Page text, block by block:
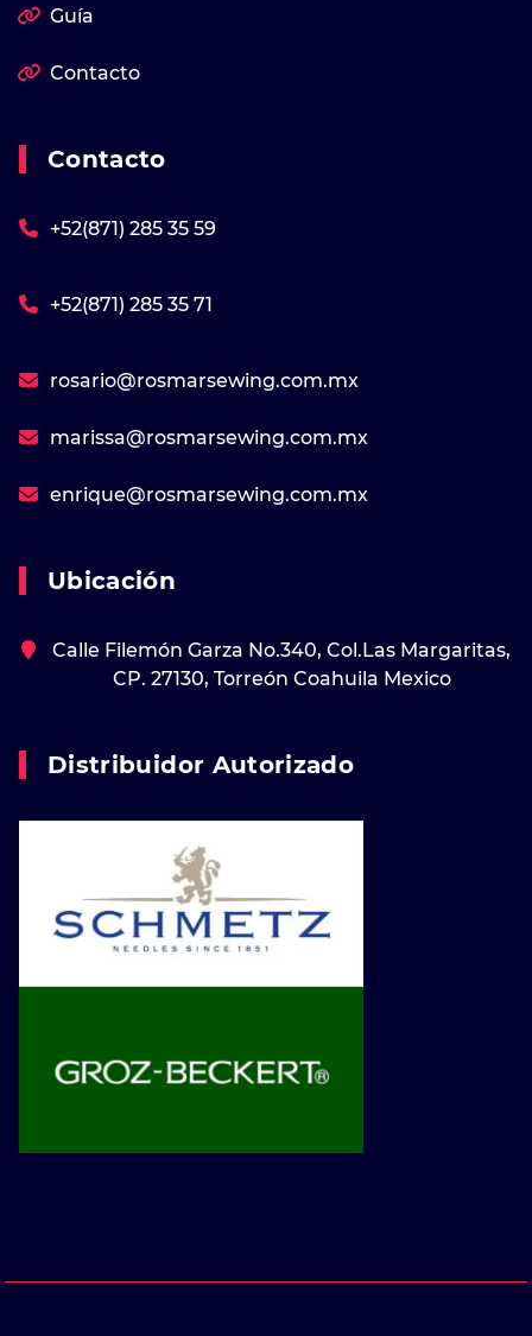
Guía
Contacto
Contacto
+52(871) 285 35 59
+52(871) 285 35 71
rosario@rosmarsewing.com.mx
marissa@rosmarsewing.com.mx
enrique@rosmarsewing.com.mx
Ubicación
Calle Filemón Garza No.340, Col.Las Margaritas,
CP. 27130, Torreón Coahuila Mexico
Distribuidor Autorizado